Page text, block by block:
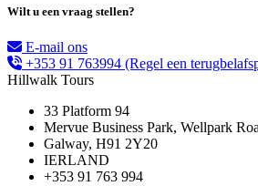
Wilt u een vraag stellen?
E-mail ons
+353 91 763994 (Regel een
Hillwalk Tours
33 Platform 94
Mervue Business Park, Wellpark
Galway, H91 2Y20
IERLAND
+353 91 763 994